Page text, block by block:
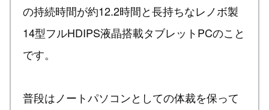
の持続時間が約12.2時間と長持ちなレノボ製
14型フルHDIPS液晶搭載タブレットPCのこと
です。
普段はノートパソコンとしての体裁を保って